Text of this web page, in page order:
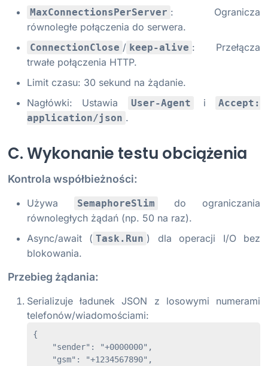
MaxConnectionsPerServer : Ogranicza
równoległe połączenia do serwera.
ConnectionClose / keep-alive : Przełącza
trwałe połączenia HTTP.
Limit czasu: 30 sekund na żądanie.
Nagłówki: Ustawia
User-Agent i
Accept:
application/json .
C. Wykonanie testu obciążenia
Kontrola współbieżności:
Używa SemaphoreSlim
do ograniczania
równoległych żądań (np. 50 na raz).
Async/await ( Task.Run ) dla operacji I/O bez
blokowania.
Przebieg żądania:
Serializuje ładunek JSON z losowymi numerami
telefonów/wiadomościami:
{
    "sender": "+0000000",
    "gsm": "+1234567890",